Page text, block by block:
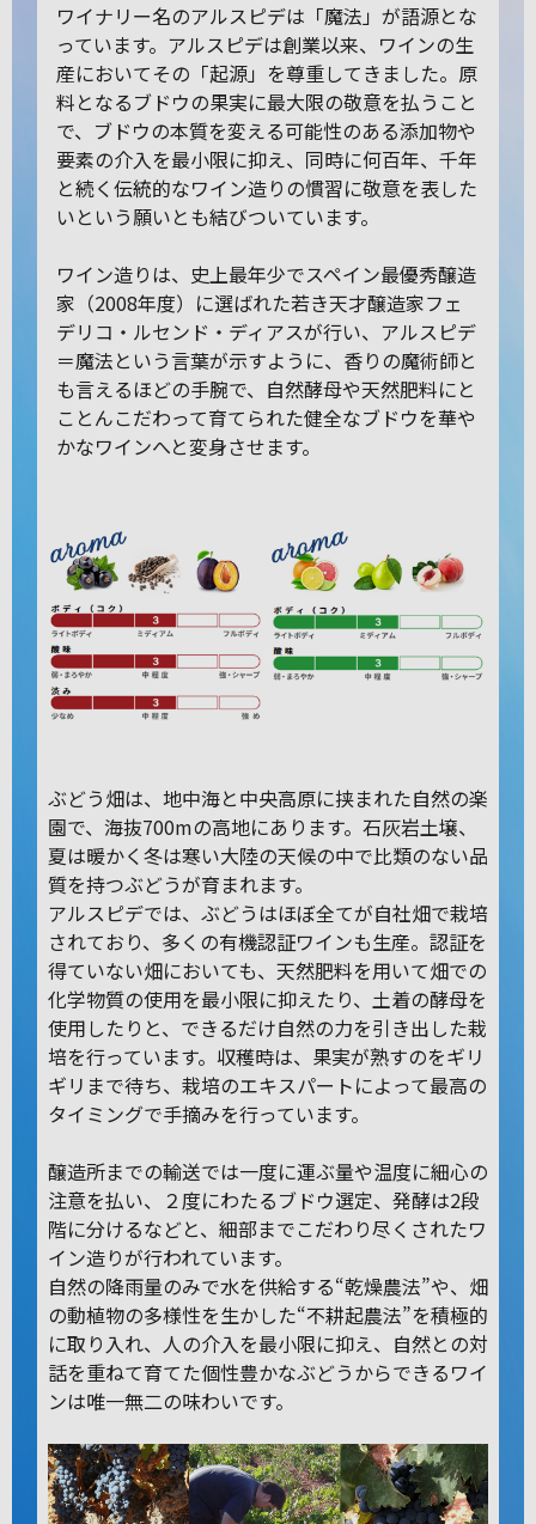
ワイナリー名のアルスピデは「魔法」が語源とな
っています。アルスピデは創業以来、ワインの生
産においてその「起源」を尊重してきました。原
料となるブドウの果実に最大限の敬意を払うこと
で、ブドウの本質を変える可能性のある添加物や
要素の介入を最小限に抑え、同時に何百年、千年
と続く伝統的なワイン造りの慣習に敬意を表した
いという願いとも結びついています。
ワイン造りは、史上最年少でスペイン最優秀醸造
家（2008年度）に選ばれた若き天才醸造家フェ
デリコ・ルセンド・ディアスが行い、アルスピデ
＝魔法という言葉が示すように、香りの魔術師と
も言えるほどの手腕で、自然酵母や天然肥料にと
ことんこだわって育てられた健全なブドウを華や
かなワインへと変身させます。
ぶどう畑は、地中海と中央高原に挟まれた自然の楽
園で、海抜700mの高地にあります。石灰岩土壌、
夏は暖かく冬は寒い大陸の天候の中で比類のない品
質を持つぶどうが育まれます。
アルスピデでは、ぶどうはほぼ全てが自社畑で栽培
されており、多くの有機認証ワインも生産。認証を
得ていない畑においても、天然肥料を用いて畑での
化学物質の使用を最小限に抑えたり、土着の酵母を
使用したりと、できるだけ自然の力を引き出した栽
培を行っています。収穫時は、果実が熟すのをギリ
ギリまで待ち、栽培のエキスパートによって最高の
タイミングで手摘みを行っています。
醸造所までの輸送では一度に運ぶ量や温度に細心の
注意を払い、２度にわたるブドウ選定、発酵は2段
階に分けるなどと、細部までこだわり尽くされたワ
イン造りが行われています。
自然の降雨量のみで水を供給する“乾燥農法”や、畑
の動植物の多様性を生かした“不耕起農法”を積極的
に取り入れ、人の介入を最小限に抑え、自然との対
話を重ねて育てた個性豊かなぶどうからできるワイ
ンは唯一無二の味わいです。